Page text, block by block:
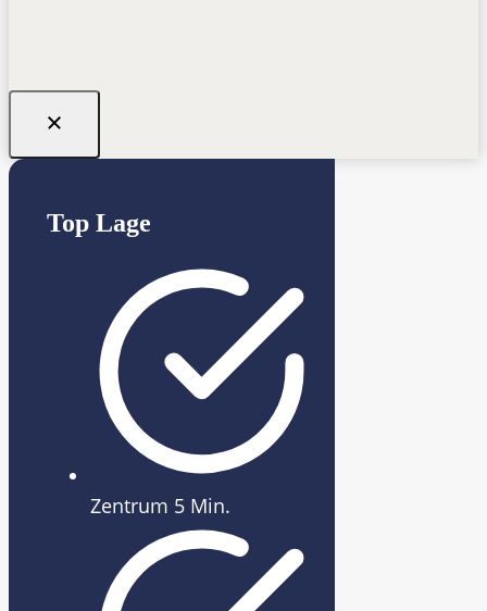
Top Lage
Zentrum 5 Min.